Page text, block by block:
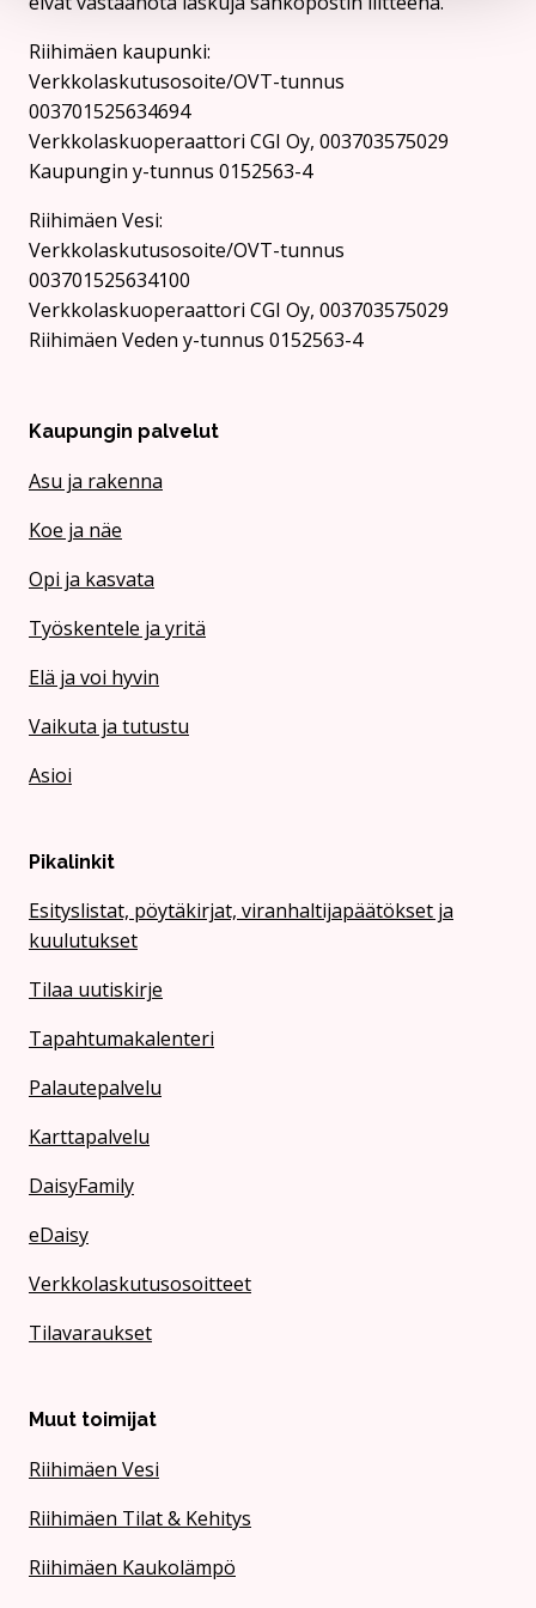
Riihimäen kaupunki:
Verkkolaskutusosoite/OVT-tunnus
003701525634694
Verkkolaskuoperaattori CGI Oy, 003703575029
Kaupungin y-tunnus 0152563-4
Rii­hi­mäen Vesi:
Verkkolaskutusosoite/OVT-tunnus
003701525634100
Verkkolaskuoperaattori CGI Oy, 003703575029
Riihimäen Veden y-tunnus 0152563-4
Kaupungin palvelut
Asu ja rakenna
Koe ja näe
Opi ja kasvata
Työskentele ja yritä
Elä ja voi hyvin
Vaikuta ja tutustu
Asioi
Pikalinkit
Esityslistat, pöytäkirjat, viranhaltijapäätökset ja
kuulutukset
Tilaa uutiskirje
Tapahtumakalenteri
Palautepalvelu
Karttapalvelu
DaisyFamily
eDaisy
Verkkolaskutusosoitteet
Tilavaraukset
Muut toimijat
Riihimäen Vesi
Riihimäen Tilat & Kehitys
Riihimäen Kaukolämpö